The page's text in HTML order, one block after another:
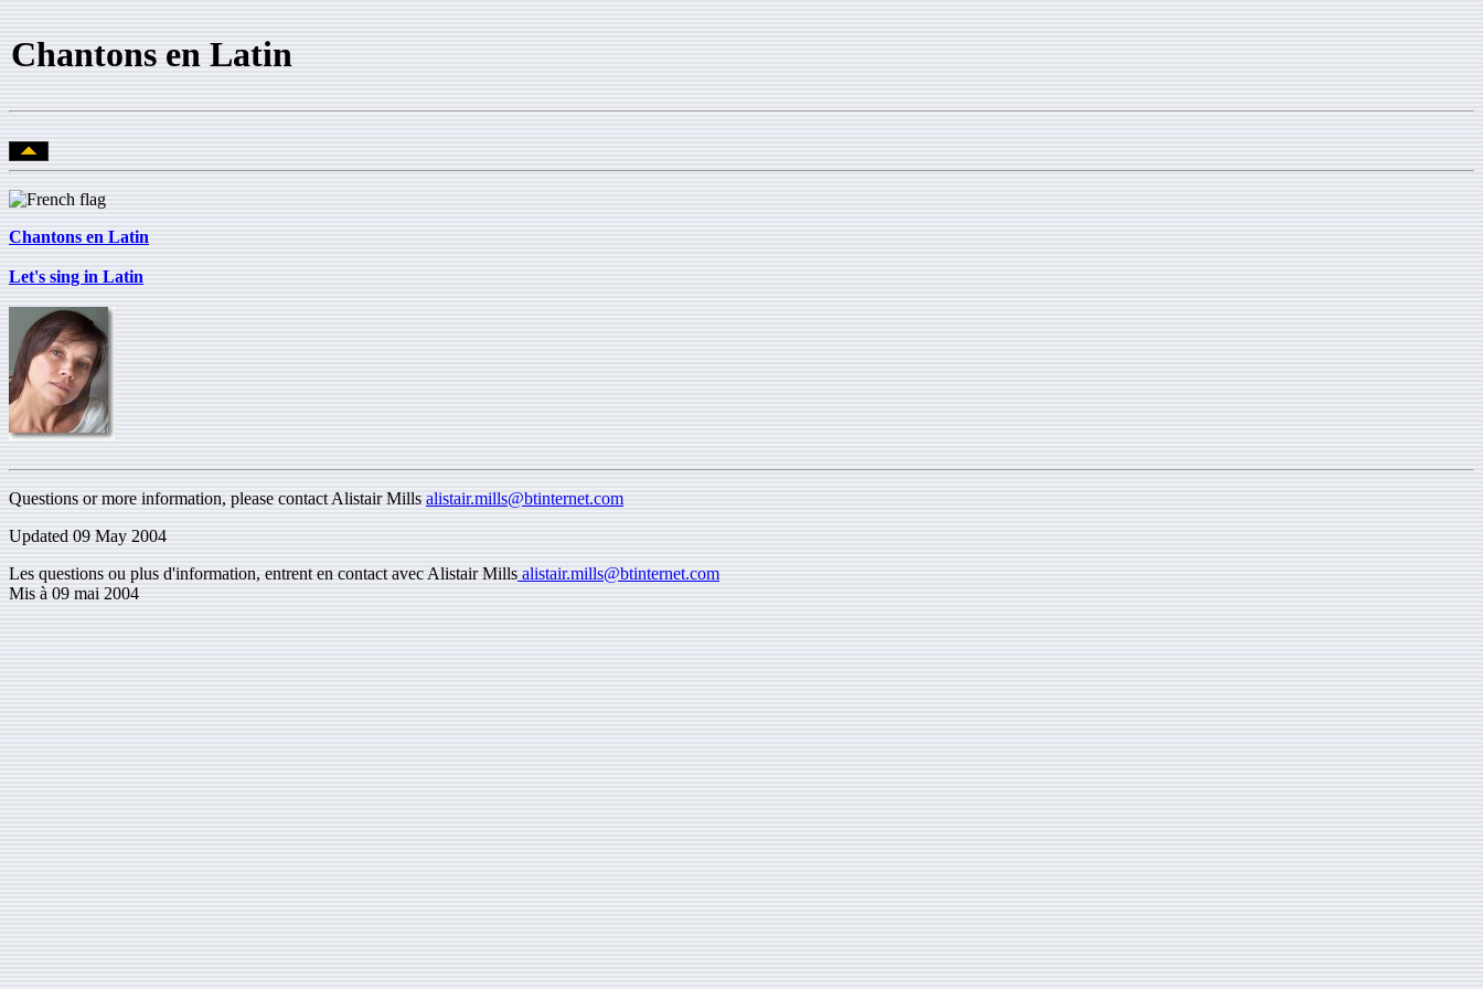
Chantons en Latin
Chantons en Latin
Let's sing in Latin
Questions or more information, please contact Alistair Mills alistair.mills@btinternet.com
Updated 09 May 2004
Les questions ou plus d'information, entrent en contact avec Alistair Mills alistair.mills@btinternet.com
Mis à 09 mai 2004